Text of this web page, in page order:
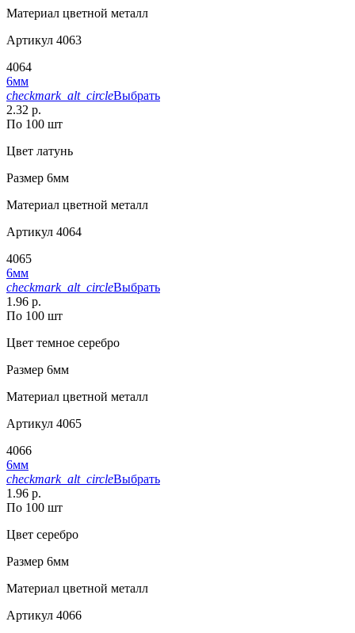
Материал цветной металл
Артикул 4063
4064
6мм
checkmark_alt_circleВыбрать
2.32 р.
По 100 шт
Цвет латунь
Размер 6мм
Материал цветной металл
Артикул 4064
4065
6мм
checkmark_alt_circleВыбрать
1.96 р.
По 100 шт
Цвет темное серебро
Размер 6мм
Материал цветной металл
Артикул 4065
4066
6мм
checkmark_alt_circleВыбрать
1.96 р.
По 100 шт
Цвет серебро
Размер 6мм
Материал цветной металл
Артикул 4066